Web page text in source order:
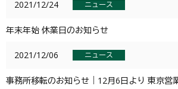
2021/12/24 ニュース
年末年始 休業日のお知らせ
2021/12/06 ニュース
事務所移転のお知らせ｜12月6日より 東京営